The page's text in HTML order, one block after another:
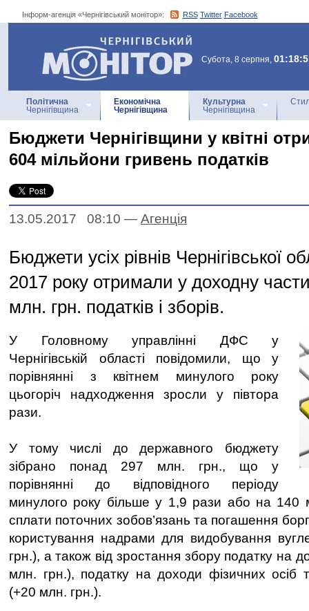
Інформ-агенція «Чернігівський монітор»: RSS Twitter Facebook
Інформ-агенція
«Чернігівський монітор»
Субота, 8 серпня,
Політична
Чернігівщина
Економічна
Чернігівщина
Культурна
Чернігівщина
Бюджети Чернігівщини у квітні
604 мільйони гривень податків
13.05.2017 08:10 — Агенцiя
Бюджети усіх рівнів Чернігівської
2017 року отримали у доходну
млн. грн. податків і зборів.
У Головному управлінні ДФС у
Чернігівській області повідомили, що у
порівнянні з квітнем минулого року
цьогоріч надходження зросли у півтора
рази.
У тому числі до державного бюджету
зібрано понад 297 млн. грн., що у
порівнянні до відповідного періоду
минулого року більше у 1,9 рази або на 140
сплати поточних зобов’язань та погашення
користування надрами для видобування
грн.), а також від зростання збору податку на
млн. грн.), податку на доходи фізичних осіб
(+20 млн. грн.).